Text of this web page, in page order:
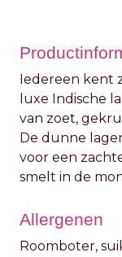
Iedereen kent
luxe Indische
van zoet,
De dunne
voor een
smelt in de
Allergenen
Roomboter,